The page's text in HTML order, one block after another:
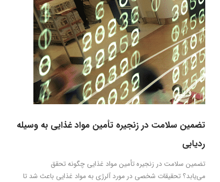
تضمین سلامت در زنجیره تأمین مواد غذایی به وسیله
ردیابی
تضمین سلامت در زنجیره تأمین مواد غذایی چگونه تحقق
می‌یابد؟ تحقیقات شخصی در مورد آلرژی به مواد غذایی باعث شد تا